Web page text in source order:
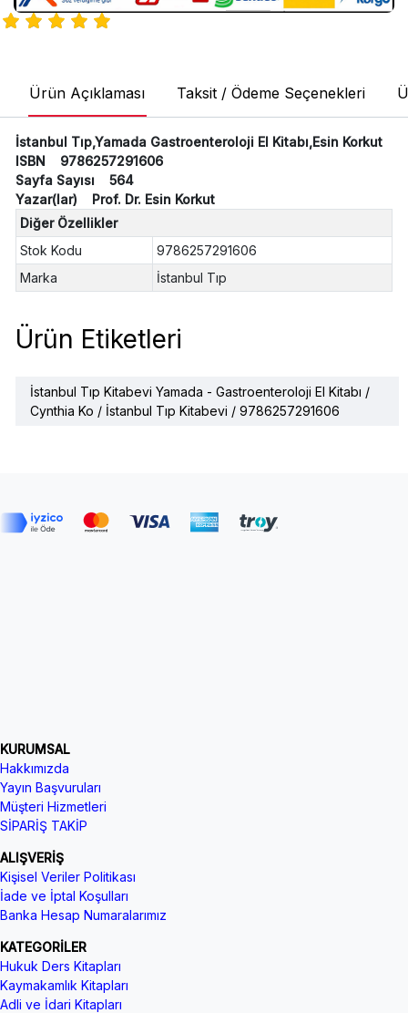
Ürün Açıklaması Taksit / Ödeme Seçenekleri
İstanbul Tıp,Yamada Gastroenteroloji El Kitabı,Esin Korkut
ISBN 9786257291606
Sayfa Sayısı 564
Yazar(lar) Prof. Dr. Esin Korkut
Diğer Özellikler
Stok Kodu
9786257291606
Marka
İstanbul Tıp
Ürün Etiketleri
İstanbul Tıp Kitabevi Yamada - Gastroenteroloji El Kitabı /
Cynthia Ko / İstanbul Tıp Kitabevi / 9786257291606
KURUMSAL
Hakkımızda
Yayın Başvuruları
Müşteri Hizmetleri
SİPARİŞ TAKİP
ALIŞVERİŞ
Kişisel Veriler Politikası
İade ve İptal Koşulları
Banka Hesap Numaralarımız
KATEGORİLER
Hukuk Ders Kitapları
Kaymakamlık Kitapları
Adli ve İdari Kitapları